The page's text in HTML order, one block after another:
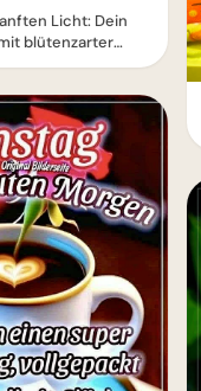
Licht: Dein
blütenzarter